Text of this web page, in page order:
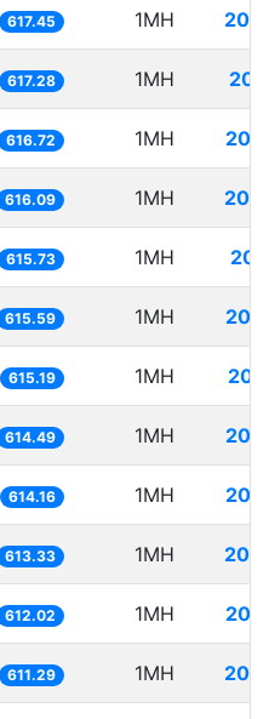
617.45 1MH
617.28 1MH
616.72 1MH
616.09 1MH
615.73 1MH
615.59 1MH
615.19 1MH
614.49 1MH
614.16 1MH
613.33 1MH
612.02 1MH
611.29 1MH